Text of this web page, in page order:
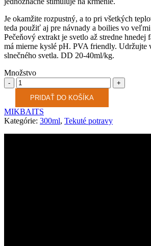
Je okamžite rozpustný, a to pri všetkých
teda použiť aj pre návnady a boilies vo veľmi
Pečeňový extrakt je svetlo až stredne hnedej
má mierne kyslé pH. PVA friendly. Udržujte
slnečného svetla. DD 20-40ml/kg.
Množstvo
Množstvo
PRIDAŤ DO KOŠÍKA
MIKBAITS
Kategórie: 300ml, Tekuté potravy